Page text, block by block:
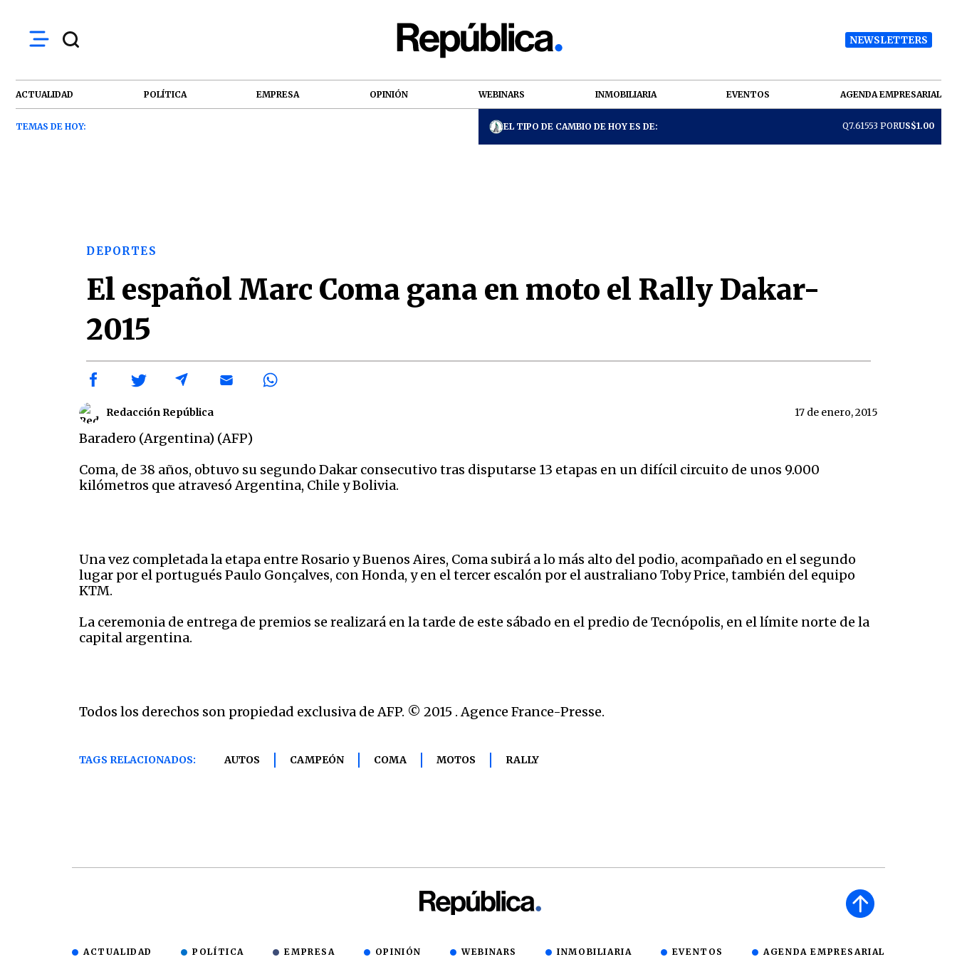
NEWSLETTERS
ACTUALIDAD POLÍTICA EMPRESA OPINIÓN WEBINARS INMOBILIARIA EVENTOS AGENDA EMPRESARIAL
TEMAS DE HOY: EL TIPO DE CAMBIO DE HOY ES DE: Q7.61553 PORUS$1.00
DEPORTES
El español Marc Coma gana en moto el Rally Dakar-
2015
Redacción República 17 de enero, 2015
Baradero (Argentina) (AFP)
Coma, de 38 años, obtuvo su segundo Dakar consecutivo tras disputarse 13 etapas en un difícil circuito de unos 9.000
kilómetros que atravesó Argentina, Chile y Bolivia.
Una vez completada la etapa entre Rosario y Buenos Aires, Coma subirá a lo más alto del podio, acompañado en el segundo
lugar por el portugués Paulo Gonçalves, con Honda, y en el tercer escalón por el australiano Toby Price, también del equipo
KTM.
La ceremonia de entrega de premios se realizará en la tarde de este sábado en el predio de Tecnópolis, en el límite norte de la
capital argentina.
Todos los derechos son propiedad exclusiva de AFP. © 2015 . Agence France-Presse.
TAGS RELACIONADOS: AUTOS CAMPEÓN COMA MOTOS RALLY
ACTUALIDAD POLÍTICA EMPRESA OPINIÓN WEBINARS INMOBILIARIA EVENTOS AGENDA EMPRESARIAL